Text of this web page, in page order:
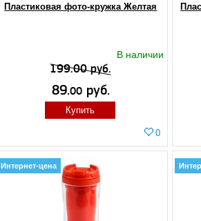
Пластиковая фото-кружка Желтая
В наличии
0
199.00 руб.
89.00руб.
Купить
Интернет-цена